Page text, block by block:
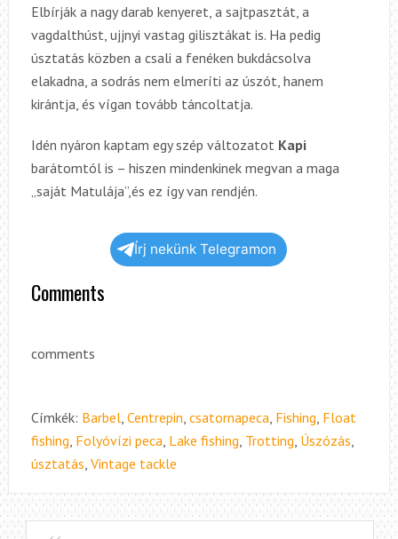
Elbírják a nagy darab kenyeret, a sajtpasztát, a
vagdalthúst, ujjnyi vastag gilisztákat is. Ha pedig
úsztatás közben a csali a fenéken bukdácsolva
elakadna, a sodrás nem elmeríti az úszót, hanem
kirántja, és vígan tovább táncoltatja.
Idén nyáron kaptam egy szép változatot Kapi
barátomtól is – hiszen mindenkinek megvan a maga
„saját Matulája”,és ez így van rendjén.
Írj nekünk Telegramon
Comments
comments
Címkék: Barbel, Centrepin csatornapeca Fishing Float
fishing Folyóvízi peca Lake fishing Trotting Úszózás
úsztatás Vintage tackle